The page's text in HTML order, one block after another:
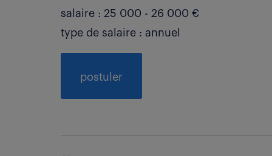
salaire : 25 000 - 26 000 €
type de salaire : annuel
postuler